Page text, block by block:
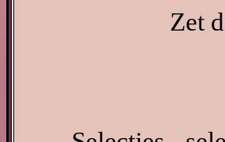
Zet